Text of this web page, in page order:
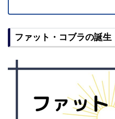
ファット・コブラの誕生